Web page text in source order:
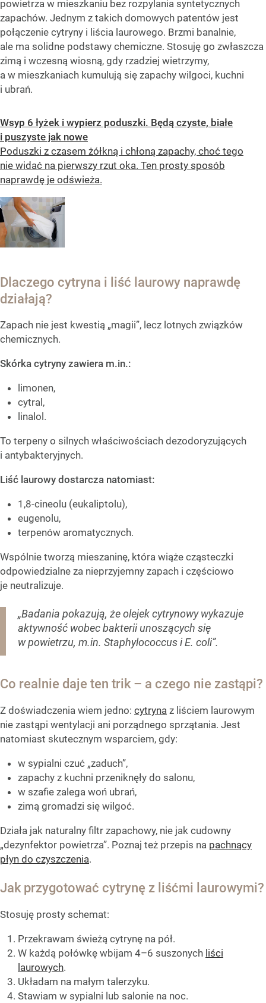
powietrza w mieszkaniu bez rozpylania syntetycznych
zapachów. Jednym z takich domowych patentów jest
połączenie cytryny i liścia laurowego. Brzmi banalnie,
ale ma solidne podstawy chemiczne. Stosuję go zwłaszcza
zimą i wczesną wiosną, gdy rzadziej wietrzymy,
a w mieszkaniach kumulują się zapachy wilgoci, kuchni
i ubrań.
Wsyp 6 łyżek i wypierz poduszki. Będą czyste, białe
i puszyste jak nowe
Poduszki z czasem żółkną i chłoną zapachy, choć tego
nie widać na pierwszy rzut oka. Ten prosty sposób
naprawdę je odświeża.
Dlaczego cytryna i liść laurowy naprawdę
działają?
Zapach nie jest kwestią „magii”, lecz lotnych związków
chemicznych.
Skórka cytryny zawiera m.in.:
limonen,
cytral,
linalol.
To terpeny o silnych właściwościach dezodoryzujących
i antybakteryjnych.
Liść laurowy dostarcza natomiast:
1,8-cineolu (eukaliptolu),
eugenolu,
terpenów aromatycznych.
Wspólnie tworzą mieszaninę, która wiąże cząsteczki
odpowiedzialne za nieprzyjemny zapach i częściowo
je neutralizuje.
„Badania pokazują, że olejek cytrynowy wykazuje
aktywność wobec bakterii unoszących się
w powietrzu, m.in. Staphylococcus i E. coli”.
Co realnie daje ten trik – a czego nie zastąpi?
Z doświadczenia wiem jedno: cytryna z liściem laurowym
nie zastąpi wentylacji ani porządnego sprzątania. Jest
natomiast skutecznym wsparciem, gdy:
w sypialni czuć „zaduch”,
zapachy z kuchni przeniknęły do salonu,
w szafie zalega woń ubrań,
zimą gromadzi się wilgoć.
Działa jak naturalny filtr zapachowy, nie jak cudowny
„dezynfektor powietrza”. Poznaj też przepis na pachnący
płyn do czyszczenia.
Jak przygotować cytrynę z liśćmi laurowymi?
Stosuję prosty schemat:
Przekrawam świeżą cytrynę na pół.
W każdą połówkę wbijam 4–6 suszonych liści
laurowych.
Układam na małym talerzyku.
Stawiam w sypialni lub salonie na noc.